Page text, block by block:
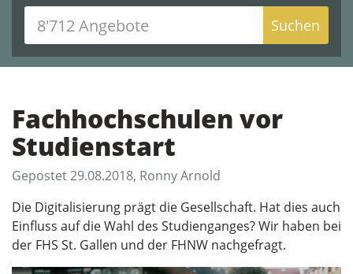
Suchen
Fachhochschulen vor
Studienstart
Gepostet 29.08.2018, Ronny Arnold
Die Digitalisierung prägt die Gesellschaft. Hat dies auch
Einfluss auf die Wahl des Studienganges? Wir haben bei
der FHS St. Gallen und der FHNW nachgefragt.